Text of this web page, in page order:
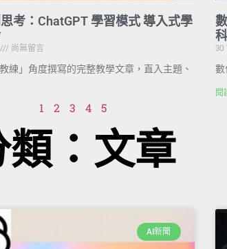
考：ChatGPT 學習模式 導入式學
尚無留言
練」角度撰寫的完整教學文章，直入主題、
30
數
閱
1 2 3 4 5
類：文章
AI新聞